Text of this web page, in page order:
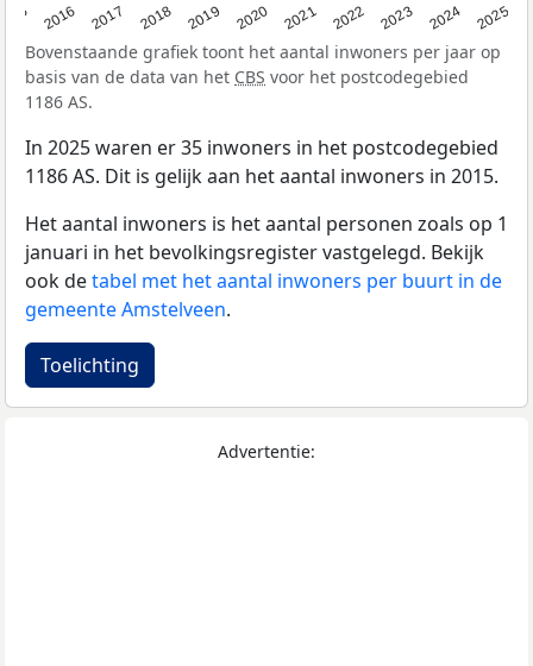
2016 2017 2018 2019 2020 2021 2022 2023 2024 2025
Bovenstaande grafiek toont het aantal inwoners per jaar op
basis van de data van het CBS voor het postcodegebied
1186 AS.
In 2025 waren er 35 inwoners in het postcodegebied
1186 AS. Dit is gelijk aan het aantal inwoners in 2015.
Het aantal inwoners is het aantal personen zoals op 1
januari in het bevolkingsregister vastgelegd. Bekijk
ook detabel met het aantal inwoners per buurt in de
gemeente Amstelveen.
Toelichting
Advertentie: